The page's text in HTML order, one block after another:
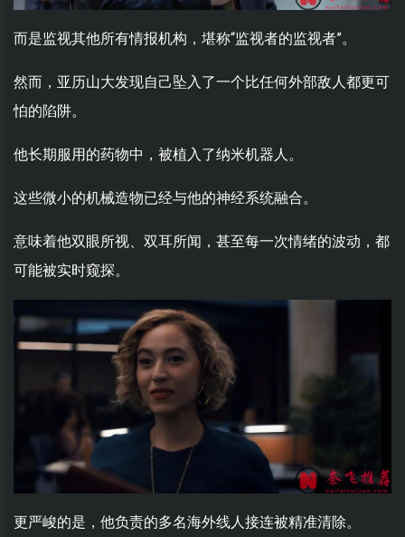
而是监视其他所有情报机构，堪称“监视者的监视者”。
然而，亚历山大发现自己坠入了一个比任何外部敌人都更可
怕的陷阱。
他长期服用的药物中，被植入了纳米机器人。
这些微小的机械造物已经与他的神经系统融合。
意味着他双眼所视、双耳所闻，甚至每一次情绪的波动，都
可能被实时窥探。
更严峻的是，他负责的多名海外线人接连被精准清除。